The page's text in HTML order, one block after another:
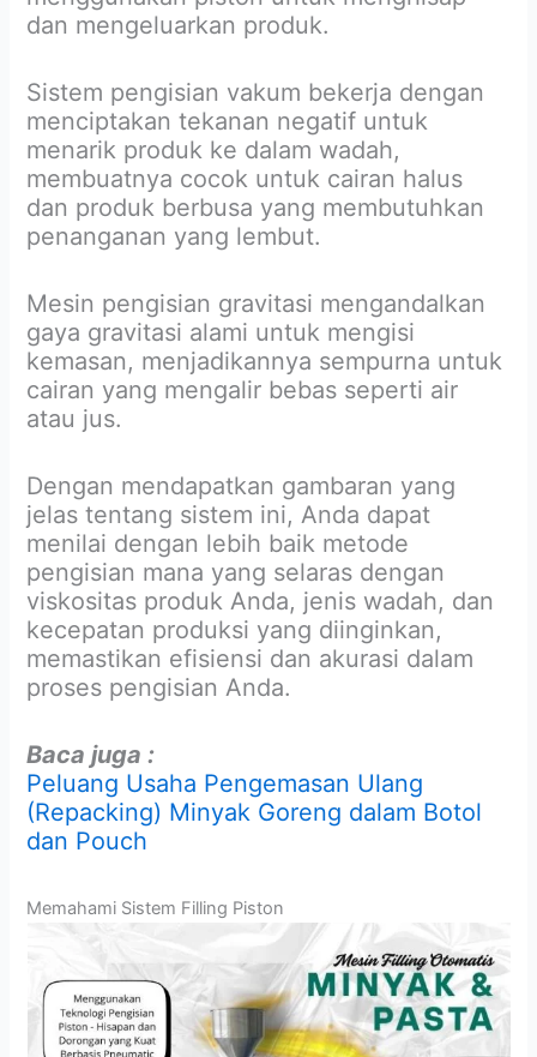
dan mengeluarkan produk.
Sistem pengisian vakum bekerja dengan
menciptakan tekanan negatif untuk
menarik produk ke dalam wadah,
membuatnya cocok untuk cairan halus
dan produk berbusa yang membutuhkan
penanganan yang lembut.
Mesin pengisian gravitasi mengandalkan
gaya gravitasi alami untuk mengisi
kemasan, menjadikannya sempurna untuk
cairan yang mengalir bebas seperti air
atau jus.
Dengan mendapatkan gambaran yang
jelas tentang sistem ini, Anda dapat
menilai dengan lebih baik metode
pengisian mana yang selaras dengan
viskositas produk Anda, jenis wadah, dan
kecepatan produksi yang diinginkan,
memastikan efisiensi dan akurasi dalam
proses pengisian Anda.
Baca juga :
Peluang Usaha Pengemasan Ulang
(Repacking) Minyak Goreng dalam Botol
dan Pouch
Memahami Sistem Filling Piston